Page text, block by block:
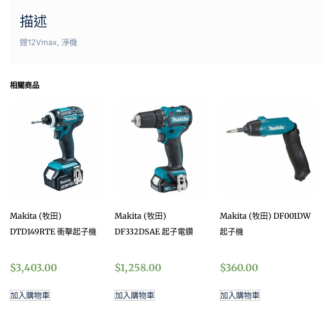
描述
鋰12Vmax, 淨機
相關商品
Makita (牧田)
DTD149RTE 衝擊起子機
$3,403.00
加入購物車
Makita (牧田)
DF332DSAE 起子電鑽
$1,258.00
加入購物車
Makita (牧田) DF001DW
起子機
$360.00
加入購物車